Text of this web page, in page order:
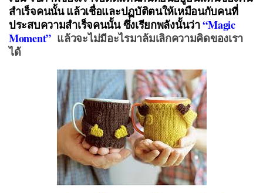
สำเร็จคนนั้น แล้วเชื่อและปฏบัติตนให้เหมือนกับคนที่
ประสบความสำเร็จคนนั้น ซึ่งเรียกพลังนั้นว่า“Magic
Moment” แล้วจะไม่มีอะไรมาล้มเลิกความคิดของเรา
ได้